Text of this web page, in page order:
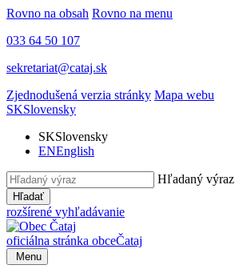
Rovno na obsah Rovno na menu
033 64 50 107
sekretariat@cataj.sk
Zjednodušená verzia stránky Mapa webu
SKSlovensky
SKSlovensky
ENEnglish
Hľadaný výraz
Hľadať
rozšírené vyhľadávanie
oficiálna stránka obceČataj
Menu